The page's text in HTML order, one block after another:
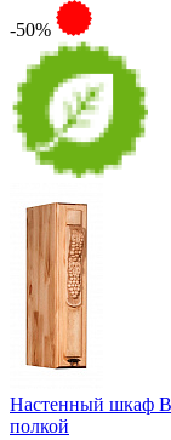
-50%
Настенный шкаф
полкой